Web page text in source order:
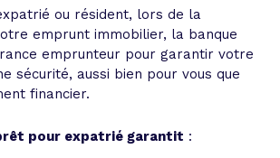
ou résident, lors de la
emprunt immobilier, la banque
emprunteur pour garantir votre
sécurité, aussi bien pour vous que
financier.
pour expatrié garantit :